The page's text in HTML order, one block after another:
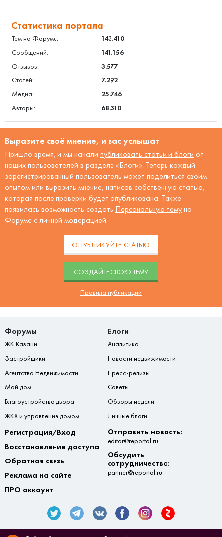
Статистика портала
Тем на Форуме:
143.410
Сообщений:
141.156
Отзывов:
3.577
Статей:
7.292
Медиа:
25.746
Авторы:
68.310
Выразите своё мнение, и вас услышат
Пришло время, и мы начали публиковать статьи и блоги от
наших пользователей в разделе «Блоги». Теперь каждый
зарегистрированный пользователь может поделиться своим
опытом или выразить мнение, написав собственную статью,
которая после проверки будет опубликована. Также
появилась возможность создать Персональную тему на
Форуме с личной модерацией.
ОПУБЛИКУЙТЕ СТАТЬЮ
CОЗДАЙТЕ СВОЮ ТЕМУ
Правила публикации
Форумы
ЖК Казани
Застройщики
Агентства Недвижимости
Мой дом
Благоустройство двора
ЖКХ и управление домом
Блоги
Аналитика
Новости недвижимости
Пресс-релизы
Советы
Обзоры недели
Личные блоги
Регистрация/Вход
Восстановление доступа
Обратная связь
Реклама на сайте
ПРО аккаунт
Отправить новость:
editor@reportal.ru
Обсудить
сотрудничество:
partner@reportal.ru